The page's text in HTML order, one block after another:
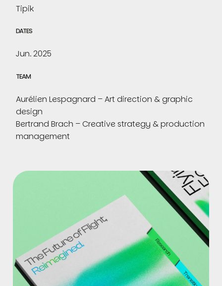
Tipik
DATES
Jun. 2025
TEAM
Aurélien Lespagnard – Art direction & graphic
design
Bertrand Brach – Creative strategy & production
management